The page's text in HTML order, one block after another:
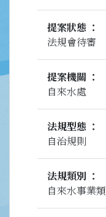
提案狀態
法規會待審
提案機關
自來水處
法規型態
自治規則
法規類別
自來水事業類